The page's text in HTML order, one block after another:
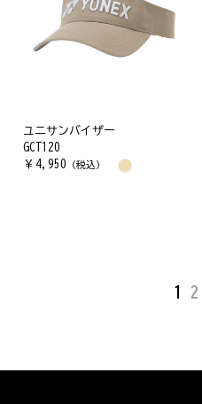
ユニサンバイザー
GCT120
￥ 4,950 （税込）
1 2